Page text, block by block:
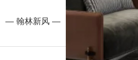
— 翰林新风 —